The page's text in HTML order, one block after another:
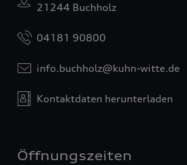
21244 Buchholz
04181 90800
info.buchholz@kuhn-witte.de
Kontaktdaten herunterladen
Öffnungszeiten